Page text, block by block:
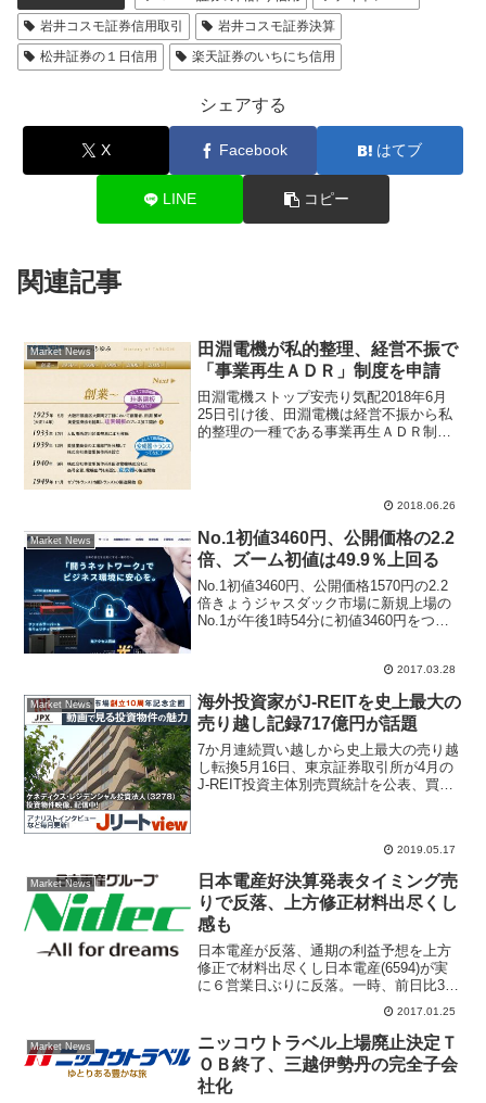
岩井コスモ証券信用取引
岩井コスモ証券決算
松井証券の１日信用
楽天証券のいちにち信用
シェアする
X Facebook はてブ
LINE コピー
関連記事
Market News
田淵電機が私的整理、経営不振で
「事業再生ＡＤＲ」制度を申請
田淵電機ストップ安売り気配2018年6月
25日引け後、田淵電機は経営不振から私
的整理の一種である事業再生ＡＤＲ制度
2018.06.26
Market News
No.1初値3460円、公開価格の2.2
倍、ズーム初値は49.9％上回る
No.1初値3460円、公開価格1570円の2.2
倍きょうジャスダック市場に新規上場の
No.1が午後1時54分に初値3460円をつけ
2017.03.28
Market News
海外投資家がJ-REITを史上最大の
売り越し記録717億円が話題
7か月連続買い越しから史上最大の売り越
し転換5月16日、東京証券取引所が4月の
J-REIT投資主体別売買統計を公表、買い
2019.05.17
Market News
日本電産好決算発表タイミング売
りで反落、上方修正材料出尽くし
感も
日本電産が反落、通期の利益予想を上方
修正で材料出尽くし日本電産(6594)が実
に６営業日ぶりに反落。一時、前日比340
円（3.1％）安の１万510円円まで売られ
ている。24日引け後、17年３月期通期の
連結利益予想を上方修正したものの、前
日ま...
2017.01.25
Market News
ニッコウトラベル上場廃止決定Ｔ
ＯＢ終了、三越伊勢丹の完全子会
社化